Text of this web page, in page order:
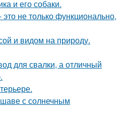
и его собаки.
не только функционально,
и видом на природу.
для свалки, а отличный
с солнечным